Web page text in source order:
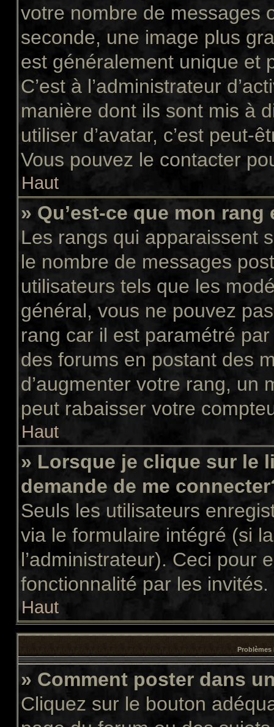
votre nombre de messages
seconde, une image plus
est généralement unique et
C’est à l’administrateur
manière dont ils sont mis à
utiliser d’avatar, c’est peut-
Vous pouvez le contacter
Haut
» Qu’est-ce que mon
Les rangs qui apparaissent
le nombre de messages
utilisateurs tels que les
général, vous ne pouvez
rang car il est paramétré
des forums en postant des
d’augmenter votre rang, un
peut rabaisser votre
Haut
» Lorsque je clique sur le
demande de me
Seuls les utilisateurs
via le formulaire intégré (si
l’administrateur). Ceci pour
fonctionnalité par les invités.
Haut
Problèmes
» Comment poster dans
Cliquez sur le bouton